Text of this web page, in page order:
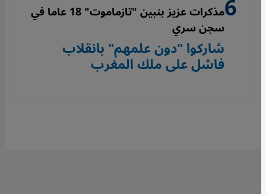
مذكرات عزيز بنبين "تازماموت" 18 عاما في
سجن سري
شاركوا "دون علمهم" بانقلاب
فاشل على ملك المغرب